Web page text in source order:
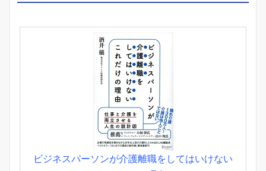
ビジネスパーソンが介護離職をしてはいけない